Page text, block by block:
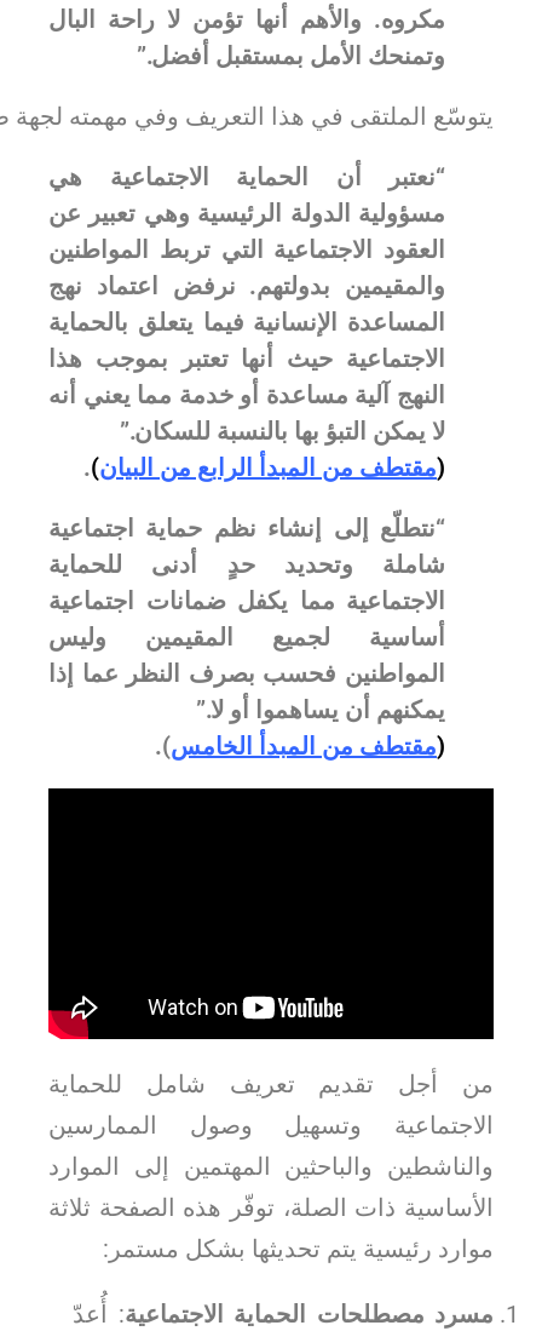
مكروه. والأهم أنها تؤمن لا راحة البال
وتمنحك الأمل بمستقبل أفضل.”
يتوسّع الملتقى في هذا التعريف وفي مهمته لجهة
“نعتبر أن الحماية الاجتماعية هي
مسؤولية الدولة الرئيسية وهي تعبير عن
العقود الاجتماعية التي تربط المواطنين
والمقيمين بدولتهم. نرفض اعتماد نهج
المساعدة الإنسانية فيما يتعلق بالحماية
الاجتماعية حيث أنها تعتبر بموجب هذا
النهج آلية مساعدة أو خدمة مما يعني أنه
لا يمكن التبؤ بها بالنسبة للسكان.”
(مقتطف من المبدأ الرابع من البيان)
.
“نتطلّع إلى إنشاء نظم حماية اجتماعية
شاملة وتحديد حدٍ أدنى للحماية
الاجتماعية مما يكفل ضمانات اجتماعية
أساسية لجميع المقيمين وليس
المواطنين فحسب بصرف النظر عما إذا
يمكنهم أن يساهموا أو لا.”
(مقتطف من المبدأ الخامس).
من أجل تقديم تعريف شامل للحماية
الاجتماعية وتسهيل وصول الممارسين
والناشطين والباحثين المهتمين إلى الموارد
الأساسية ذات الصلة، توفّر هذه الصفحة ثلاثة
موارد رئيسية يتم تحديثها بشكل مستمر:
مسرد مصطلحات الحماية الاجتماعية: أُعدّ